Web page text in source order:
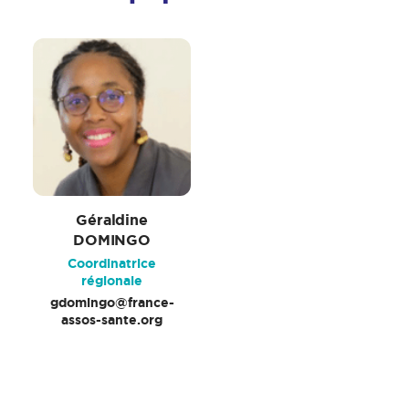
Géraldine
DOMINGO
Coordinatrice
régionale
gdomingo@france-
assos-sante.org